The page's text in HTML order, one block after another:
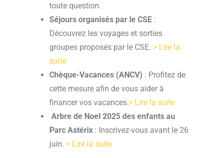
toute question.
Séjours organisés par le CSE :
Découvrez les voyages et sorties
groupes proposés par le CSE. > Lire la
suite
Chèque-Vacances (ANCV) : Profitez de
cette mesure afin de vous aider à
financer vos vacances.> Lire la suite
Arbre de Noel 2025 des enfants au
Parc Astérix : Inscrivez-vous avant le 26
juin. > Lire la suite